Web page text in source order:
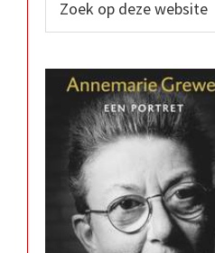
Sidebar
op